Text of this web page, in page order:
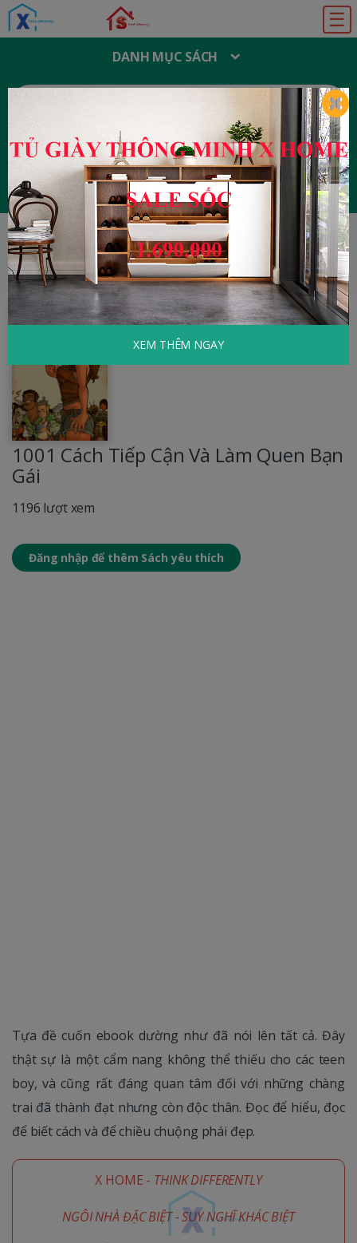
☰
DANH MỤC SÁCH
T
M
I
:
Đăng ký Đăng nhập
HOME Tâm Lý - Kỹ Năng Sống
1001 Cách
Tiếp Cận Và Làm Quen Bạn Gái
1001 Cách Tiếp Cận Và Làm Quen Bạn
Gái
1196 lượt xem
Đăng nhập để thêm Sách yêu thích
Tựa đề cuốn ebook dường như đã nói lên tất cả. Đây
thật sự là một cẩm nang không thể thiếu cho các teen
boy, và cũng rất đáng quan tâm đối với những chàng
trai đã thành đạt nhưng còn độc thân. Đọc để hiểu, đọc
để biết cách và để chiều chuộng phái đẹp.
X HOME - THINK DIFFERENTLY
NGÔI NHÀ ĐẶC BIỆT - SUY NGHĨ KHÁC BIỆT
XEM THÊM NGAY